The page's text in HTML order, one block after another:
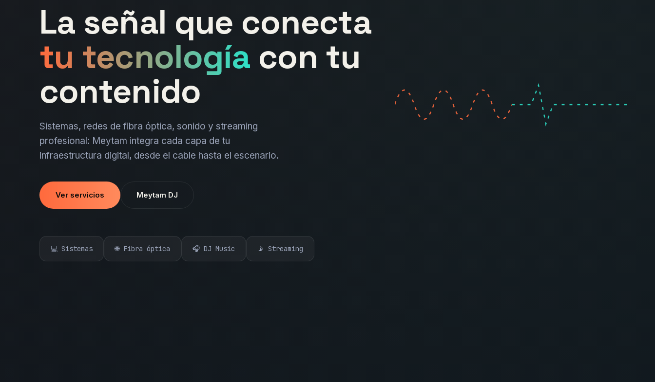
La señal que conecta
tu tecnología con tu
contenido
Sistemas, redes de fibra óptica, sonido y streaming
profesional: Meytam integra cada capa de tu
infraestructura digital, desde el cable hasta el escenario.
Ver servicios Meytam DJ
💻 Sistemas 🌐 Fibra óptica 🎧 DJ Music 📡 Streaming